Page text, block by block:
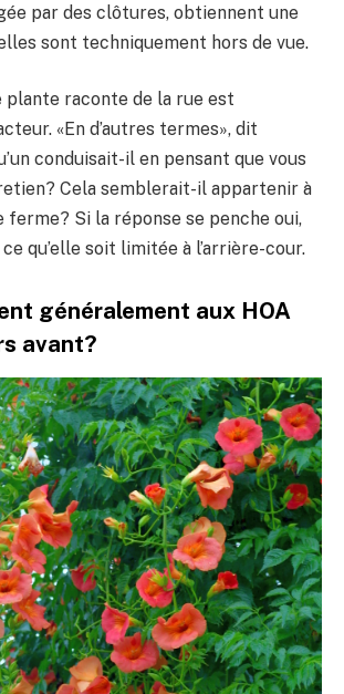
par des clôtures, obtiennent une
sont techniquement hors de vue.
plante raconte de la rue est
«En d’autres termes», dit
conduisait-il en pensant que vous
Cela semblerait-il appartenir à
ferme? Si la réponse se penche oui,
qu’elle soit limitée à l’arrière-cour.
généralement aux HOA
avant?